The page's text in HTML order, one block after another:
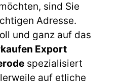
sind Sie
Adresse.
und ganz auf das
Export
spezialisiert
auf etliche